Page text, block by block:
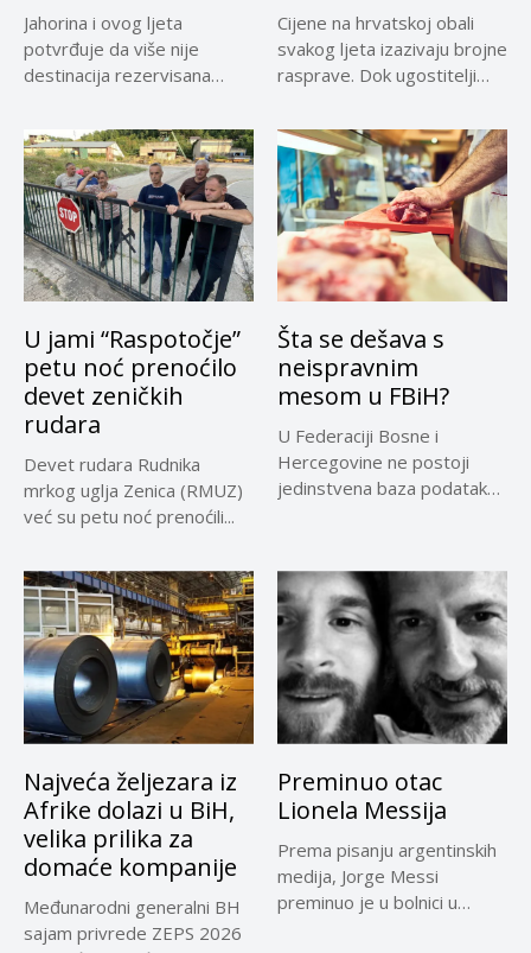
Jahorina i ovog ljeta
potvrđuje da više nije
destinacija rezervisana
Cijene na hrvatskoj obali
svakog ljeta izazivaju brojne
rasprave. Dok ugostitelji
U jami “Raspotočje”
petu noć prenoćilo
devet zeničkih
rudara
Devet rudara Rudnika
mrkog uglja Zenica (RMUZ)
već su petu noć prenoćili...
Šta se dešava s
neispravnim
mesom u FBiH?
U Federaciji Bosne i
Hercegovine ne postoji
jedinstvena baza podataka
Najveća željezara iz
Afrike dolazi u BiH,
velika prilika za
domaće kompanije
Međunarodni generalni BH
sajam privrede ZEPS 2026
Preminuo otac
Lionela Messija
Prema pisanju argentinskih
medija, Jorge Messi
preminuo je u bolnici u